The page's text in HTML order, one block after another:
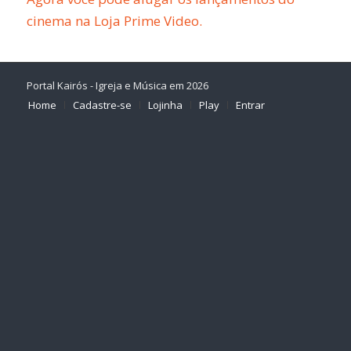
cinema na Loja Prime Video.
Portal Kairós - Igreja e Música em 2026
Home
Cadastre-se Lojinha Play Entrar